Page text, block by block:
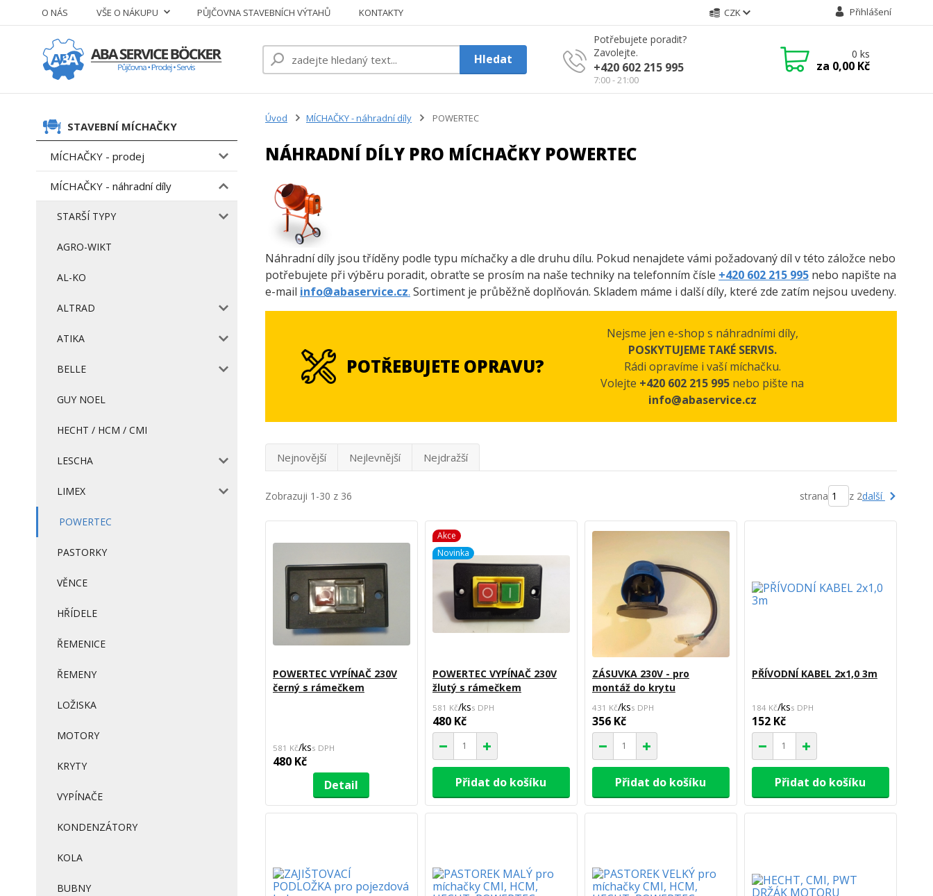
O NÁS VŠE O NÁKUPU PŮJČOVNA STAVEBNÍCH VÝTAHŮ KONTAKTY CZK Přihlášení
Hledat
Potřebujete poradit?
Zavolejte.
+420 602 215 995
7:00 - 21:00
0ks
za 0,00 Kč
STAVEBNÍ MÍCHAČKY
MÍCHAČKY - prodej
MÍCHAČKY - náhradní díly
STARŠÍ TYPY
AGRO-WIKT
AL-KO
ALTRAD
ATIKA
BELLE
GUY NOEL
HECHT / HCM / CMI
LESCHA
LIMEX
POWERTEC
PASTORKY
VĚNCE
HŘÍDELE
ŘEMENICE
ŘEMENY
LOŽISKA
MOTORY
KRYTY
VYPÍNAČE
KONDENZÁTORY
KOLA
BUBNY
Úvod MÍCHAČKY - náhradní díly POWERTEC
NÁHRADNÍ DÍLY PRO MÍCHAČKY POWERTEC
Náhradní díly jsou tříděny podle typu míchačky a dle druhu dílu. Pokud nenajdete vámi požadovaný díl v této záložce nebo
potřebujete při výběru poradit, obraťte se prosím na naše techniky na telefonním čísle +420 602 215 995nebo napište na
e-mail info@abaservice.cz. Sortiment je průběžně doplňován. Skladem máme i další díly, které zde zatím nejsou uvedeny.
POTŘEBUJETE OPRAVU?
Nejsme jen e-shop s náhradními díly,
POSKYTUJEME TAKÉ SERVIS.
Rádi opravíme i vaší míchačku.
Volejte +420 602 215 995 nebo pište na
info@abaservice.cz
Nejnovější Nejlevnější Nejdražší
Zobrazuji 1-30 z 36 strana z 2další
POWERTEC VYPÍNAČ 230V
černý s rámečkem
581 Kč/ks
480 Kč
Detail
Akce
Novinka
POWERTEC VYPÍNAČ 230V
žlutý s rámečkem
581 Kč/ks
480 Kč
Přidat do košíku
ZÁSUVKA 230V - pro
montáž do krytu
431 Kč/ks
356 Kč
Přidat do košíku
PŘÍVODNÍ KABEL 2x1,0 3m
184 Kč/ks
152 Kč
Přidat do košíku